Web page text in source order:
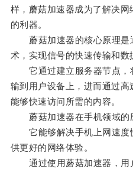
样，蘑菇加速器成为了解决
的利器。
蘑菇加速器的核心原理是
术，实现信号的快速传输和数
它通过建立服务器节点，
输到用户设备上，进而通过
能够快速访问所需的内容。
蘑菇加速器在手机领域的
它能够解决手机上网速度
供更好的网络体验。
通过使用蘑菇加速器，用